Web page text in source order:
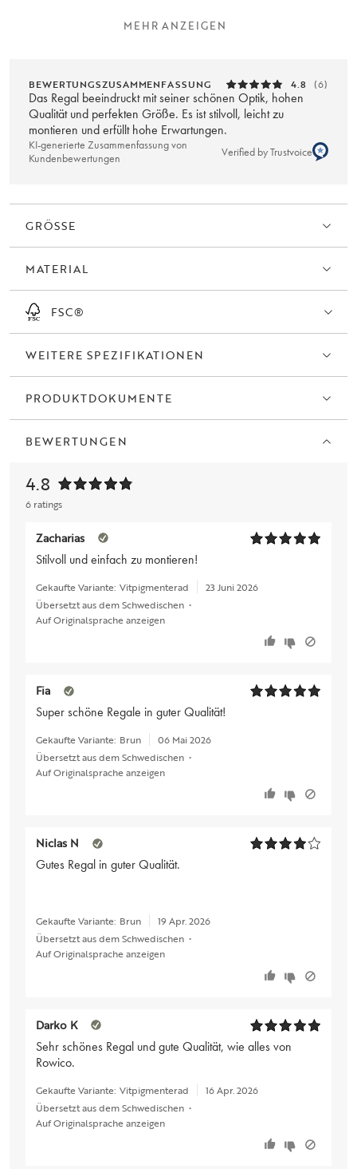
Regal ein warmes und modernes Gefühl, perfekt für das stilbewusste
Verwenden Sie es allein für einen minimalistischen Ausdruck oder
kombinieren Sie mehrere zusammen, um ein Ganzes zu schaffen.
Ein einfaches Regal, das Funktion mit Form vereint und wirklich
Charakter und zeitgenössische Ästhetik zu Ihrer Einrichtung
hinzufügt.
Dies macht es nicht nur zu einer schönen Ergänzung für Ihr
Zuhause, sondern auch zu einer nachhaltigen und
verantwortungsvollen Wahl.
MEHR ANZEIGEN
BEWERTUNGSZUSAMMENFASSUNG 4.8 (6)
Das Regal beeindruckt mit seiner schönen Optik, hohen
Qualität und perfekten Größe. Es ist stilvoll, leicht zu
montieren und erfüllt hohe Erwartungen.
KI-generierte Zusammenfassung von
Kundenbewertungen
Verified by Trustvoice
GRÖSSE
MATERIAL
FSC®
WEITERE SPEZIFIKATIONEN
PRODUKTDOKUMENTE
BEWERTUNGEN
4.8
6 ratings
Zacharias
Stilvoll und einfach zu montieren!
Gekaufte Variante: Vitpigmenterad
23 Juni 2026
Übersetzt aus dem Schwedischen •
Auf Originalsprache anzeigen
Fia
Super schöne Regale in guter Qualität!
Gekaufte Variante: Brun
06 Mai 2026
Übersetzt aus dem Schwedischen •
Auf Originalsprache anzeigen
Niclas N
Gutes Regal in guter Qualität.
Gekaufte Variante: Brun
19 Apr. 2026
Übersetzt aus dem Schwedischen •
Auf Originalsprache anzeigen
Darko K
Sehr schönes Regal und gute Qualität, wie alles von
Rowico.
Gekaufte Variante: Vitpigmenterad
16 Apr. 2026
Übersetzt aus dem Schwedischen •
Auf Originalsprache anzeigen